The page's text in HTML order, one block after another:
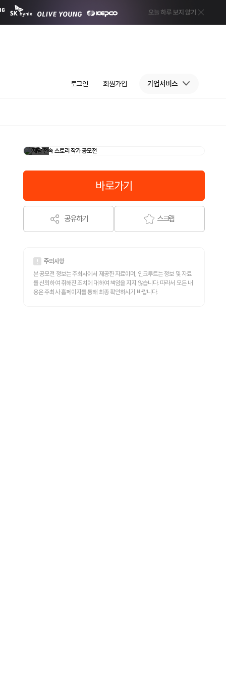
로그인 회원가입 기업서비스
바로가기
공유하기 스크랩
주의사항
본 공모전 정보는 주최사에서 제공한 자료이며, 인크루트는 정보 및 자료
를 신뢰하여 취해진 조치에 대하여 책임을 지지 않습니다. 따라서 모든 내
용은 주최사 홈페이지를 통해 최종 확인하시기 바랍니다.